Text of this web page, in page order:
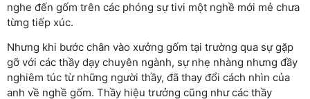
nghe đến gốm trên các phóng sự tivi một nghề mới mẻ chưa
từng tiếp xúc.
Nhưng khi bước chân vào xưởng gốm tại trường qua sự gặp
gỡ với các thầy dạy chuyên ngành, sự nhẹ nhàng nhưng đầy
nghiêm túc từ những người thầy, đã thay đổi cách nhìn của
anh về nghề gốm. Thầy hiệu trưởng cũng như các thầy